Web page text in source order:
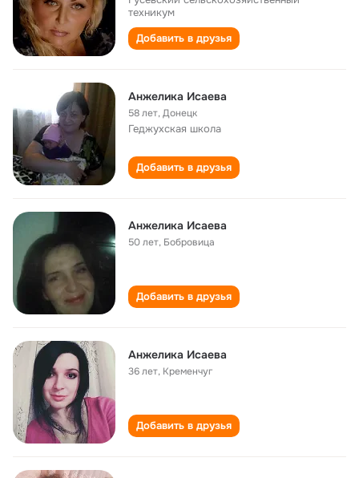
техникум
Добавить в друзья
Анжелика Исаева
58 лет,Донецк
Геджухская школа
Добавить в друзья
Анжелика Исаева
50 лет, Бобровица
Добавить в друзья
Анжелика Исаева
36 лет, Кременчуг
Добавить в друзья